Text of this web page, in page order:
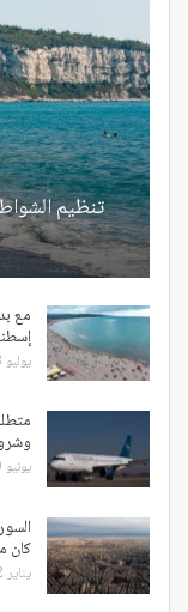
تنظيم
مع
يوليو 3, 2025
يونيو 20, 2025
كان
يناير 2, 2025